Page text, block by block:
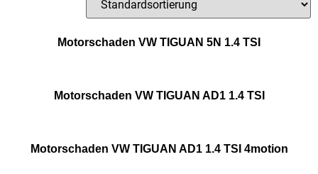
Motorschaden VW TIGUAN 5N 1.4 TSI
Motorschaden VW TIGUAN AD1 1.4 TSI
Motorschaden VW TIGUAN AD1 1.4 TSI 4motion